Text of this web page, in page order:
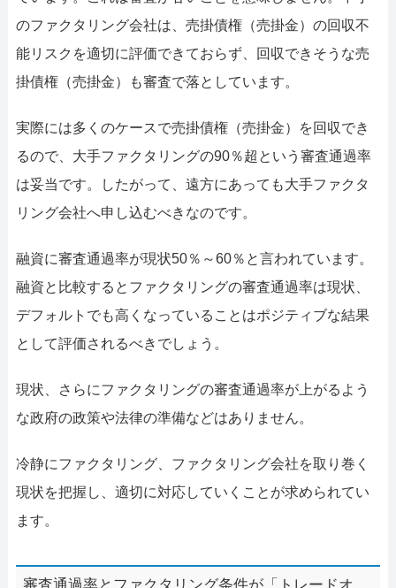
のファクタリング会社は、売掛債権（売掛金）の回収不
能リスクを適切に評価できておらず、回収できそうな売
掛債権（売掛金）も審査で落としています。
実際には多くのケースで売掛債権（売掛金）を回収でき
るので、大手ファクタリングの90％超という審査通過率
は妥当です。したがって、遠方にあっても大手ファクタ
リング会社へ申し込むべきなのです。
融資に審査通過率が現状50％～60％と言われています。
融資と比較するとファクタリングの審査通過率は現状、
デフォルトでも高くなっていることはポジティブな結果
として評価されるべきでしょう。
現状、さらにファクタリングの審査通過率が上がるよう
な政府の政策や法律の準備などはありません。
冷静にファクタリング、ファクタリング会社を取り巻く
現状を把握し、適切に対応していくことが求められてい
ます。